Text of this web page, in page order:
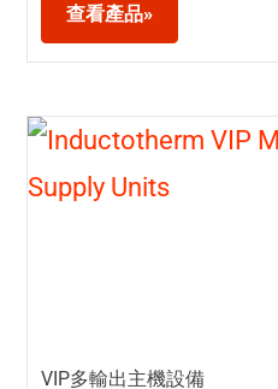
查看產品»
VIP多輸出主機設備